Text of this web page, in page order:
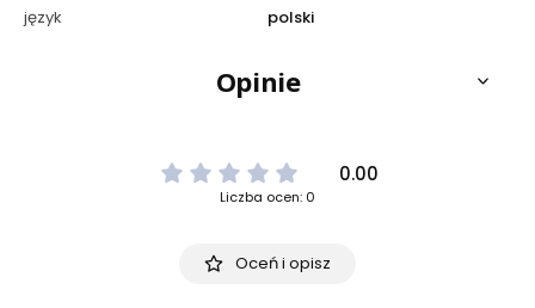
język
polski
Opinie
0.00
Liczba ocen: 0
Oceń i opisz